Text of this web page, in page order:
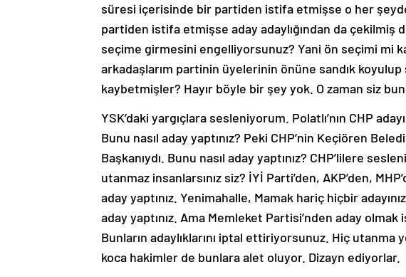
süresi içerisinde bir partiden istifa etmişse o her
partiden istifa etmişse aday adaylığından da çekilmiş
seçime girmesini engelliyorsunuz? Yani ön seçimi mi
arkadaşlarım partinin üyelerinin önüne sandık
kaybetmişler? Hayır böyle bir şey yok. O zaman siz
YSK’daki yargıçlara sesleniyorum. Polatlı’nın CHP
Bunu nasıl aday yaptınız? Peki CHP’nin Keçiören
Başkanıydı. Bunu nasıl aday yaptınız? CHP’lilere
utanmaz insanlarsınız siz? İYİ Parti’den, AKP’den,
aday yaptınız. Yenimahalle, Mamak hariç hiçbir
aday yaptınız. Ama Memleket Partisi’nden aday
Bunların adaylıklarını iptal ettiriyorsunuz. Hiç
koca hakimler de bunlara alet oluyor. Dizayn ediyorlar.